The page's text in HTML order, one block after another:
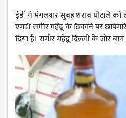
ईडी ने मंगलवार सुबह शराब घोटाले को
एमडी समीर महेंद्रू के ठिकाने पर
दिया है। समीर महेंद्रू दिल्ली के जोर